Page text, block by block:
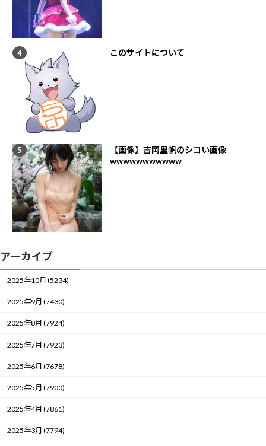
このサイトについて
【画像】吉岡里帆のシコい画像
wwwwwwwwwww
アーカイブ
2025年10月 (5234)
2025年9月 (7430)
2025年8月 (7924)
2025年7月 (7923)
2025年6月 (7678)
2025年5月 (7900)
2025年4月 (7861)
2025年3月 (7794)